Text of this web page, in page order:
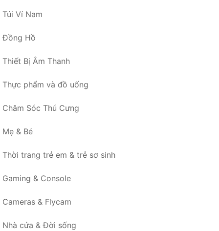
Túi Ví Nam
Đồng Hồ
Thiết Bị Âm Thanh
Thực phẩm và đồ uống
Chăm Sóc Thú Cưng
Mẹ & Bé
Thời trang trẻ em & trẻ sơ sinh
Gaming & Console
Cameras & Flycam
Nhà cửa & Đời sống